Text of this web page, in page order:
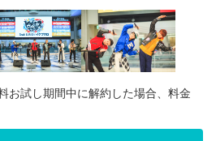
お試し期間中に解約した場合、料金